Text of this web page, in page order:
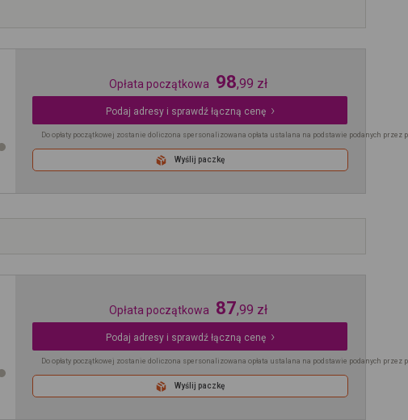
Opłata początkowa 98,99 zł
Podaj adresy i sprawdź łączną cenę
Do opłaty początkowej zostanie doliczona spersonalizowana opłata ustalana na podstawie podanych przez
Wyślij paczkę
Opłata początkowa 87,99 zł
Podaj adresy i sprawdź łączną cenę
Do opłaty początkowej zostanie doliczona spersonalizowana opłata ustalana na podstawie podanych przez
Wyślij paczkę